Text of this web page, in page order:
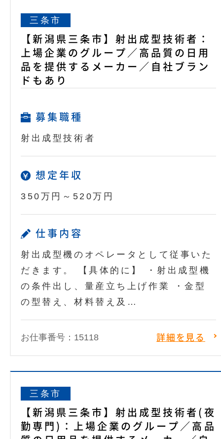
三条市
【新潟県三条市】射出成型技術者：
上場企業のグループ／高品質の日用
品を提供するメーカー／自社ブラン
ドもあり
募集職種
射出成型技術者
想定年収
350万円～520万円
仕事内容
射出成型機のオペレータとして従事いた
だきます。 【具体的に】 ・射出成型機
の条件出し、量産立ち上げ作業 ・金型
の型替え、材料替え及…
お仕事番号：15118 詳細を見る
三条市
【新潟県三条市】射出成型技術者(夜
勤専門)：上場企業のグループ／高品